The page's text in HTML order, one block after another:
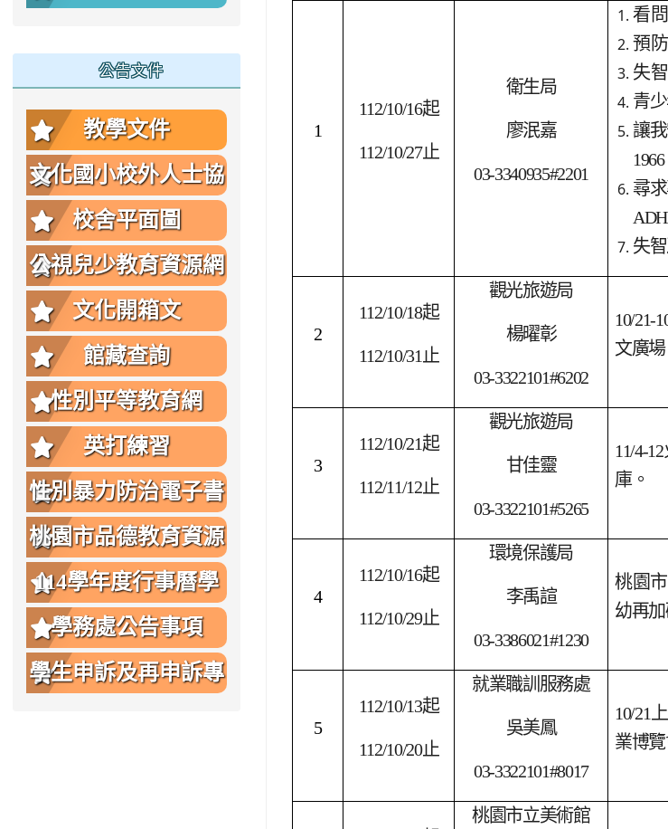
1
112/10/16起
112/10/27止
衛生局
廖泯嘉
03-3340935#2201
看
預
失
青
讓
1966
尋
失
2
112/10/18起
112/10/31 止
觀光旅遊局
楊曜彰
03-3322101#6202
10/21-
文廣場
3
112/10/21起
112/11/12止
觀光旅遊局
甘佳靈
03-3322101#5265
11/4-12
庫。
4
112/10/16起
112/10/29止
環境保護局
李禹諠
03-3386021#1230
桃園
幼再加
5
112/10/13起
112/10/20止
就業職訓服務處
吳美鳳
03-3322101#8017
10/21
業博覽
桃園市立美術館
公告文件
教學文件
文化國小校外人士協
助教學或活動要點
校舍平面圖
公視兒少教育資源網
文化開箱文
館藏查詢
性別平等教育網
英打練習
性別暴力防治電子書
桃園市品德教育資源
網
114學年度行事曆學
生版
學務處公告事項
學生申訴及再申訴專